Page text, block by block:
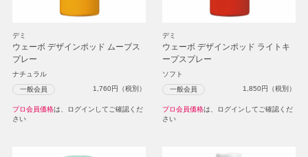
デミ
ウェーボ デザインポッド ムーブス
プレー
ナチュラル
一般会員 1,760円（税別）
プロ会員価格は、ログインしてご確認くだ
さい
デミ
ウェーボ デザインポッド ライトキ
ープスプレー
ソフト
一般会員 1,850円（税別）
プロ会員価格は、ログインしてご確認くだ
さい